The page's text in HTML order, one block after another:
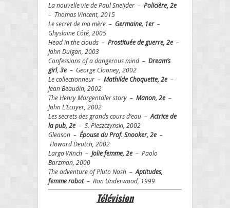
La nouvelle vie de Paul Sneijder – Policière, 2e
– Thomas Vincent, 2015
Le secret de ma mère – Germaine, 1er–
Ghyslaine Côté, 2005
Head in the clouds – Prostituée de guerre, 2e –
John Duigan, 2003
Confessions of a dangerous mind – Dream’s
girl, 3e – George Clooney, 2002
Le collectionneur – Mathilde Choquette, 2e –
Jean Beaudin, 2002
The Henry Morgentaler story – Manon, 2e –
John L’Ecuyer, 2002
Les secrets des grands cours d’eau –Actrice de
la pub, 2e – S. Pleszczynski, 2002
Gleason – Épouse du Prof. Snooker, 2e –
Howard Deutch, 2002
Largo Winch – Jolie femme, 2e – Paolo
Barzman, 2000
The adventure of Pluto Nash –Aptitudes,
femme robot– Ron Underwood, 1999
Télévision